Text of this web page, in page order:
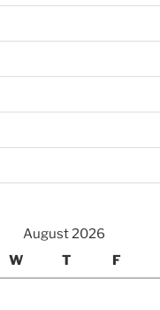
August 2026
W T F